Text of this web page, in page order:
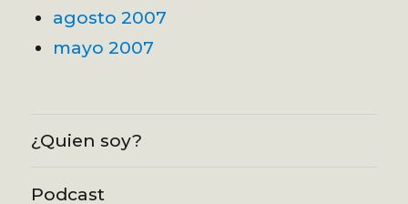
agosto 2007
mayo 2007
¿Quien soy?
Podcast